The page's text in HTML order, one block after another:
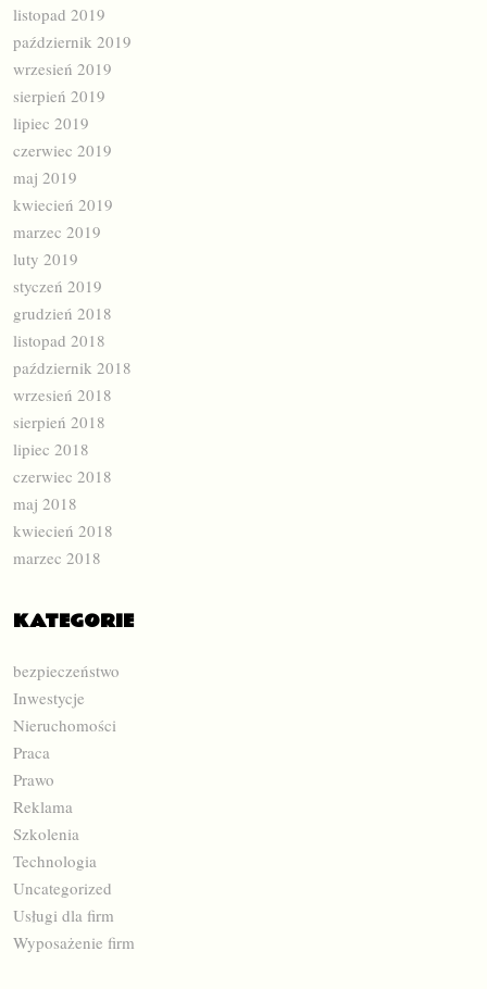
listopad 2019
październik 2019
wrzesień 2019
sierpień 2019
lipiec 2019
czerwiec 2019
maj 2019
kwiecień 2019
marzec 2019
luty 2019
styczeń 2019
grudzień 2018
listopad 2018
październik 2018
wrzesień 2018
sierpień 2018
lipiec 2018
czerwiec 2018
maj 2018
kwiecień 2018
marzec 2018
KATEGORIE
bezpieczeństwo
Inwestycje
Nieruchomości
Praca
Prawo
Reklama
Szkolenia
Technologia
Uncategorized
Usługi dla firm
Wyposażenie firm